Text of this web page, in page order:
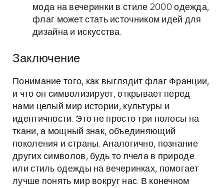
мода на вечеринки в стиле 2000 одежда,
флаг может стать источником идей для
дизайна и искусства.
Заключение
Понимание того, как выглядит флаг Франции,
и что он символизирует, открывает перед
нами целый мир истории, культуры и
идентичности. Это не просто три полосы на
ткани, а мощный знак, объединяющий
поколения и страны. Аналогично, познание
других символов, будь то пчела в природе
или стиль одежды на вечеринках, помогает
лучше понять мир вокруг нас. В конечном